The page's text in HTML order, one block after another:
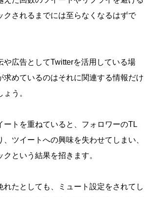
クされるまでには至らなくなるはずで
や広告としてTwitterを活用している場
求めているのはそれに関連する情報だけ
う。
ートを重ねていると、フォロワーのTL
、ツイートへの興味を失わせてしまい、
という結果を招きます。
れたとしても、ミュート設定をされてし